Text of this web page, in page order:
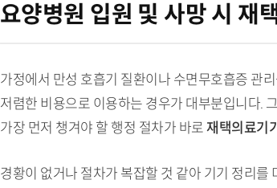
요양병원 입원 및 사망 시 재
가정에서 만성 호흡기 질환이나 수면무호흡증 관
저렴한 비용으로 이용하는 경우가 대부분입니다.
가장 먼저 챙겨야 할 행정 절차가 바로 재택의료기
경황이 없거나 절차가 복잡할 것 같아 기기 정리를